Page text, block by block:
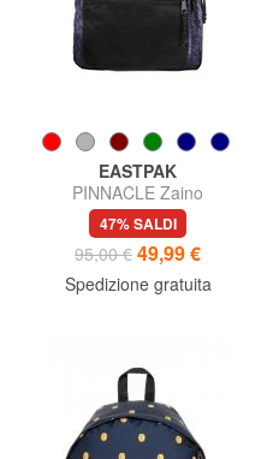
EASTPAK
PINNACLE Zaino
47% SALDI
95,00 € 49,99 €
Spedizione gratuita